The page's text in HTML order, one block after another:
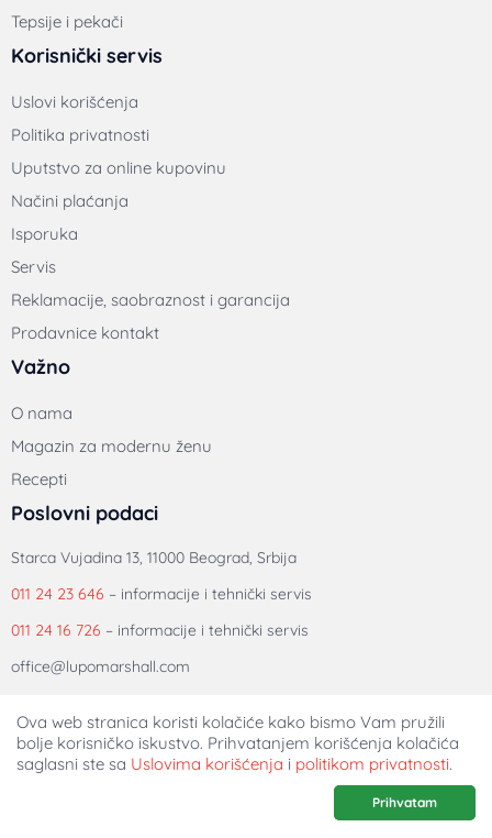
Tepsije i pekači
Korisnički servis
Uslovi korišćenja
Politika privatnosti
Uputstvo za online kupovinu
Načini plaćanja
Isporuka
Servis
Reklamacije, saobraznost i garancija
Prodavnice kontakt
Važno
O nama
Magazin za modernu ženu
Recepti
Poslovni podaci
Starca Vujadina 13, 11000 Beograd, Srbija
011 24 23 646 – informacije i tehnički servis
011 24 16 726 – informacije i tehnički servis
office@lupomarshall.com
Ova web stranica koristi kolačiće kako bismo Vam pružili
bolje korisničko iskustvo. Prihvatanjem korišćenja kolačića
saglasni ste sa Uslovima korišćenja i politikom privatnosti.
Prihvatam